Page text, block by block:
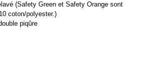
(Safety Green et Safety Orange sont
coton/polyester.)
piqûre